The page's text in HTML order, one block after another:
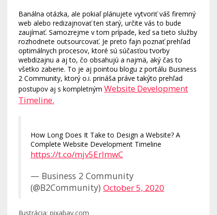
Banálna otázka, ale pokiaľ plánujete vytvoriť váš firemný
web alebo redizajnovať ten starý, určite vás to bude
zaujímať. Samozrejme v tom prípade, keď sa tieto služby
rozhodnete outsourcovať. Je preto fajn poznať prehľad
optimálnych procesov, ktoré sú súčasťou tvorby
webdizajnu a aj to, čo obsahujú a najmä, aký čas to
všetko zaberie. To je aj pointou blogu z portálu Business
2 Community, ktorý o.i. prináša práve takýto prehľad
postupov aj s kompletným Website Development
Timeline.
How Long Does It Take to Design a Website? A
Complete Website Development Timeline
https://t.co/mjv5ErlmwC
— Business 2 Community
(@B2Community) October 5, 2020
Ilustrácia: pixabay.com